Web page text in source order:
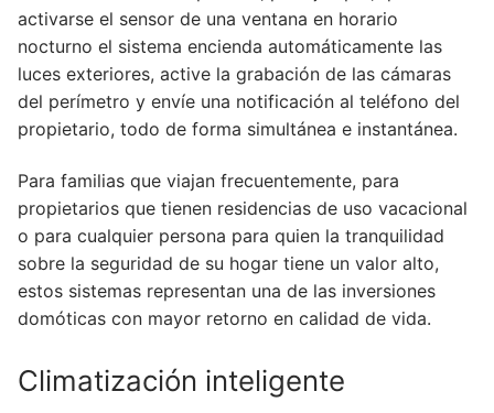
activarse el sensor de una ventana en horario
nocturno el sistema encienda automáticamente las
luces exteriores, active la grabación de las cámaras
del perímetro y envíe una notificación al teléfono del
propietario, todo de forma simultánea e instantánea.
Para familias que viajan frecuentemente, para
propietarios que tienen residencias de uso vacacional
o para cualquier persona para quien la tranquilidad
sobre la seguridad de su hogar tiene un valor alto,
estos sistemas representan una de las inversiones
domóticas con mayor retorno en calidad de vida.
Climatización inteligente